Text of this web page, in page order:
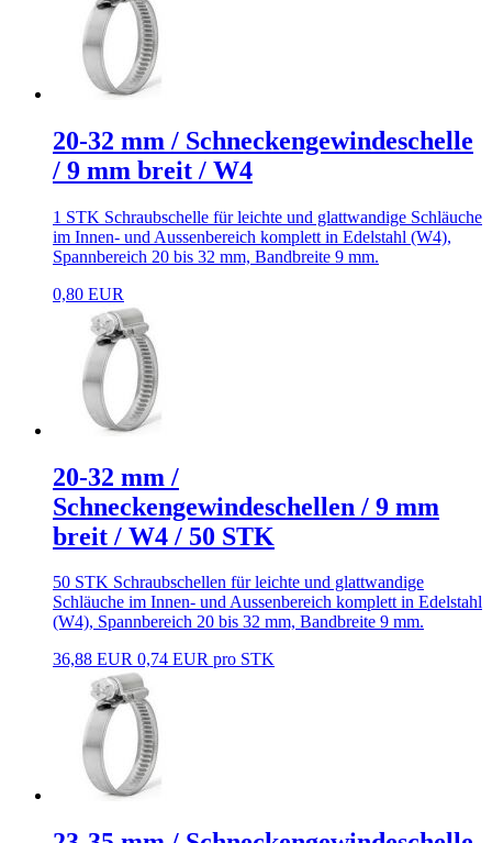
20-32 mm / Schneckengewindeschelle
/ 9 mm breit / W4
1 STK Schraubschelle für leichte und glattwandige Schläuche
im Innen- und Aussenbereich komplett in Edelstahl (W4),
Spannbereich 20 bis 32 mm, Bandbreite 9 mm.
0,80 EUR
20-32 mm /
Schneckengewindeschellen / 9 mm
breit / W4 / 50 STK
50 STK Schraubschellen für leichte und glattwandige
Schläuche im Innen- und Aussenbereich komplett in Edelstahl
(W4), Spannbereich 20 bis 32 mm, Bandbreite 9 mm.
36,88 EUR 0,74 EUR pro STK